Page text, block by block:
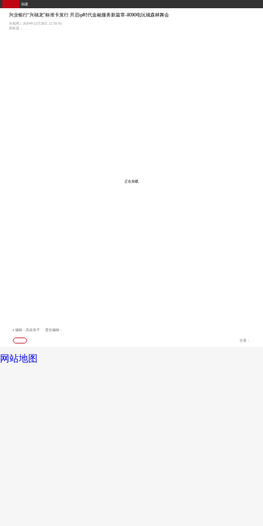
福建
兴业银行“兴福龙”标准卡发行 开启ip时代金融服务新篇章-8090电玩城森林舞会
央视网 | 2024年12月28日 11:59:55
原标题：
正在加载
编辑：高肖幸子 责任编辑：
分享：
网站地图